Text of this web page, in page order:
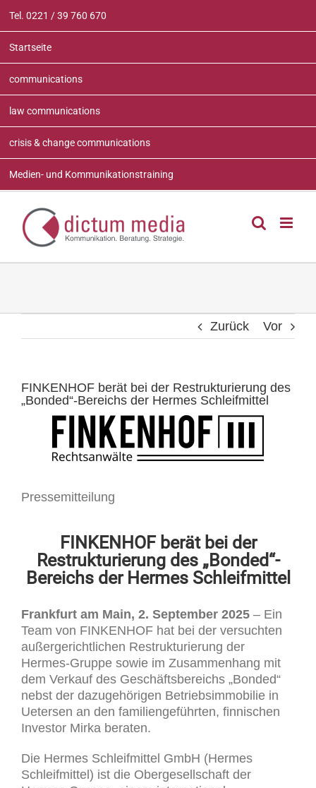
Inhalt
springen
Tel. 0221 / 39 760 670
Startseite
communications
law communications
crisis & change communications
Medien- und Kommunikationstraining
Zurück Vor
FINKENHOF berät bei der Restrukturierung des
„Bonded“-Bereichs der Hermes Schleifmittel
Pressemitteilung
FINKENHOF berät bei der
Restrukturierung des „Bonded“-
Bereichs der Hermes Schleifmittel
Frankfurt am Main, 2. September 2025 – Ein
Team von FINKENHOF hat bei der versuchten
außergerichtlichen Restrukturierung der
Hermes-Gruppe sowie im Zusammenhang mit
dem Verkauf des Geschäftsbereichs „Bonded“
nebst der dazugehörigen Betriebsimmobilie in
Uetersen an den familiengeführten, finnischen
Investor Mirka beraten.
Die Hermes Schleifmittel GmbH (Hermes
Schleifmittel) ist die Obergesellschaft der